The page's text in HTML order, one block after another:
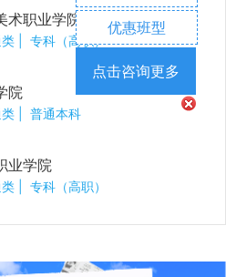
术职业学院
专科（高职）
院
普通本科
业学院
专科（高职）
优惠班型
点击咨询更多